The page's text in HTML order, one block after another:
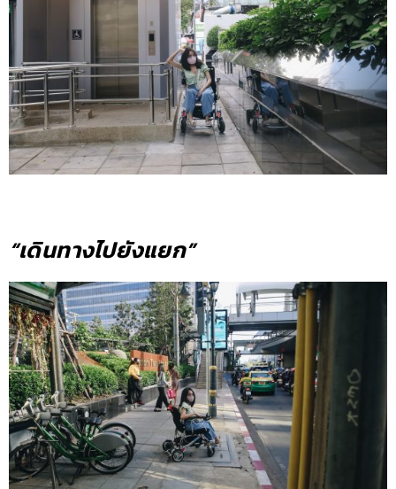
“เดินทางไปยังแยก”